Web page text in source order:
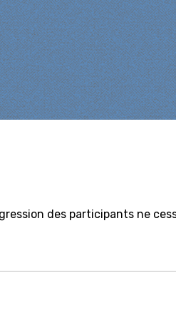
des participants ne